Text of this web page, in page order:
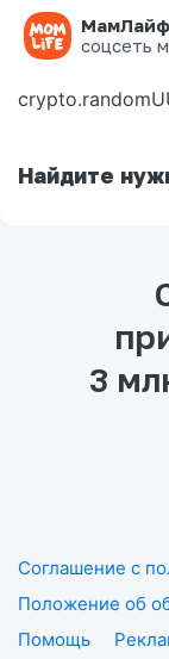
МамЛайф
соцсеть
Ошибка
Найдите
3
Соглашение с
Положение об
Помощь